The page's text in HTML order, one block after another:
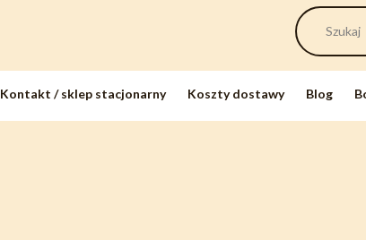
Kontakt / sklep stacjonarny Koszty dostawy Blog